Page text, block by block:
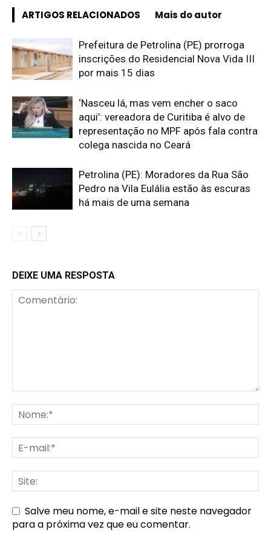
ARTIGOS RELACIONADOS Mais do autor
Prefeitura de Petrolina (PE) prorroga
inscrições do Residencial Nova Vida III
por mais 15 dias
‘Nasceu lá, mas vem encher o saco
aqui’: vereadora de Curitiba é alvo de
representação no MPF após fala contra
colega nascida no Ceará
Petrolina (PE): Moradores da Rua São
Pedro na Vila Eulália estão às escuras
há mais de uma semana
DEIXE UMA RESPOSTA
Salve meu nome, e-mail e site neste navegador
para a próxima vez que eu comentar.